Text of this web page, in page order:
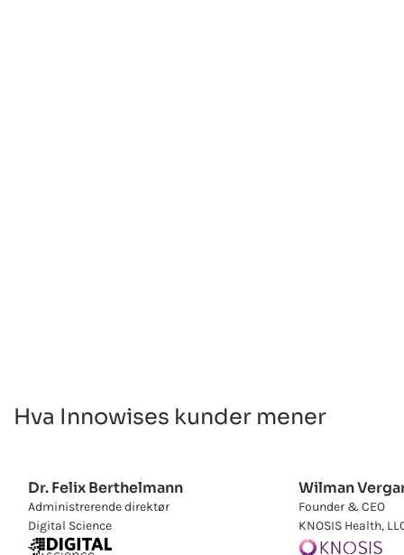
Hva Innowises kunder mener
Dr. Felix Berthelmann
Administrerende direktør
Digital Science
Wilman
Founder & CEO
KNOSIS Health,